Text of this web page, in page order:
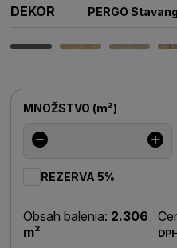
DEKOR PERGO
MNOŽSTVO (m²)
REZERVA 5%
Obsah balenia: 2.306
m²